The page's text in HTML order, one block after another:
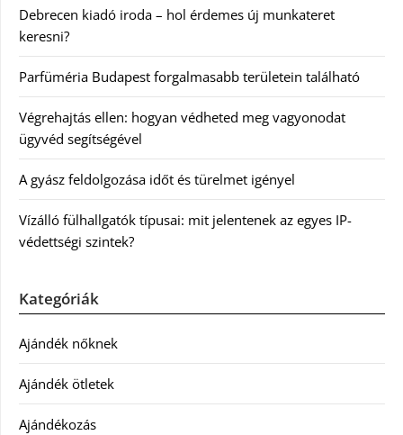
Debrecen kiadó iroda – hol érdemes új munkateret
keresni?
Parfüméria Budapest forgalmasabb területein található
Végrehajtás ellen: hogyan védheted meg vagyonodat
ügyvéd segítségével
A gyász feldolgozása időt és türelmet igényel
Vízálló fülhallgatók típusai: mit jelentenek az egyes IP-
védettségi szintek?
Kategóriák
Ajándék nőknek
Ajándék ötletek
Ajándékozás